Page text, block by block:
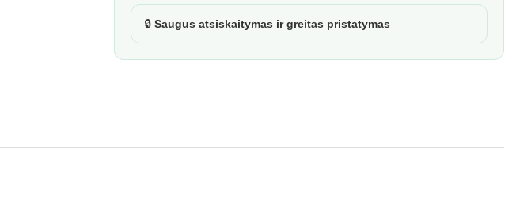
🔒Saugus atsiskaitymas ir greitas pristatymas